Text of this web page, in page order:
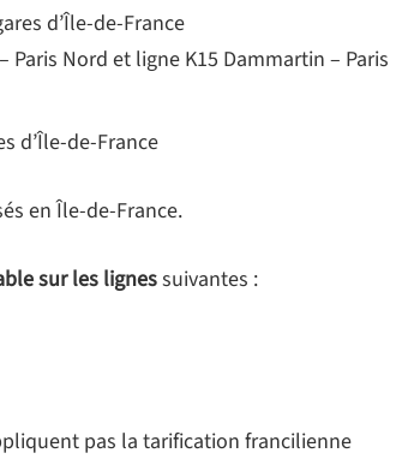
d’Île-de-France
Paris Nord et ligne K15 Dammartin – Paris
d’Île-de-France
en Île-de-France.
sur les lignessuivantes :
pas la tarification francilienne